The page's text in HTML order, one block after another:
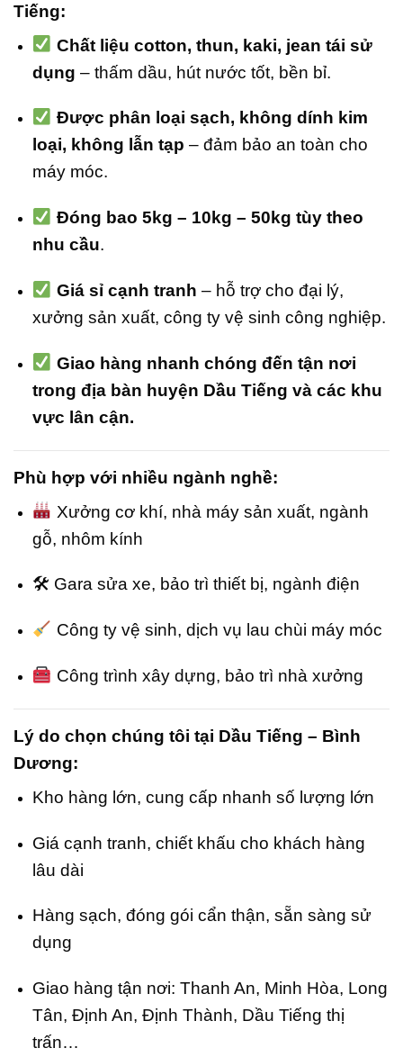
Tiếng:
Chất liệu cotton, thun, kaki, jean tái sử
dụng – thấm dầu, hút nước tốt, bền bỉ.
Được phân loại sạch, không dính kim
loại, không lẫn tạp – đảm bảo an toàn cho
máy móc.
Đóng bao 5kg – 10kg – 50kg tùy theo
nhu cầu.
Giá sỉ cạnh tranh – hỗ trợ cho đại lý,
xưởng sản xuất, công ty vệ sinh công nghiệp.
Giao hàng nhanh chóng đến tận nơi
trong địa bàn huyện Dầu Tiếng và các khu
vực lân cận.
Phù hợp với nhiều ngành nghề:
Xưởng cơ khí, nhà máy sản xuất, ngành
gỗ, nhôm kính
🛠 Gara sửa xe, bảo trì thiết bị, ngành điện
Công ty vệ sinh, dịch vụ lau chùi máy móc
Công trình xây dựng, bảo trì nhà xưởng
Lý do chọn chúng tôi tại Dầu Tiếng – Bình
Dương:
Kho hàng lớn, cung cấp nhanh số lượng lớn
Giá cạnh tranh, chiết khấu cho khách hàng
lâu dài
Hàng sạch, đóng gói cẩn thận, sẵn sàng sử
dụng
Giao hàng tận nơi: Thanh An, Minh Hòa, Long
Tân, Định An, Định Thành, Dầu Tiếng thị
trấn…